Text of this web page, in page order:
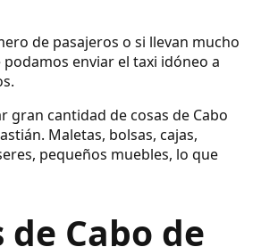
de pasajeros o si llevan mucho
enviar el taxi idóneo a
gran cantidad de cosas de Cabo
Maletas, bolsas, cajas,
pequeños muebles, lo que
de Cabo de